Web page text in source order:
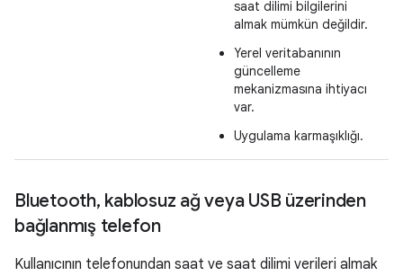
saat dilimi bilgilerini
almak mümkün değildir.
Yerel veritabanının
güncelleme
mekanizmasına ihtiyacı
var.
Uygulama karmaşıklığı.
Bluetooth, kablosuz ağ veya USB üzerinden
bağlanmış telefon
Kullanıcının telefonundan saat ve saat dilimi verileri almak